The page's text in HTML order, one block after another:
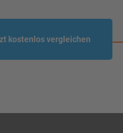
kostenlos vergleichen